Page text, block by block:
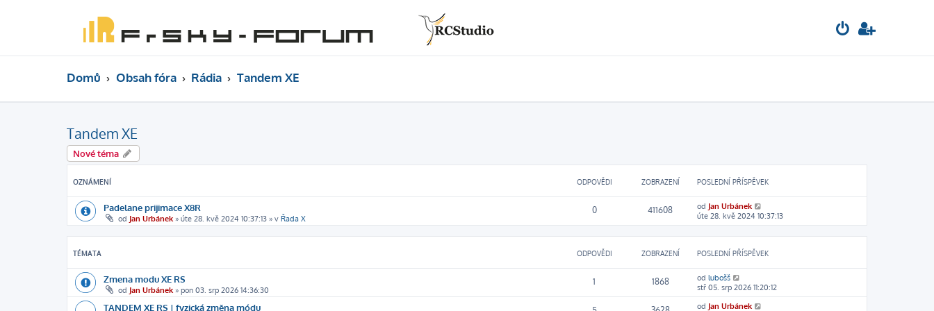
Domů Obsah fóra Rádia Tandem XE
Tandem XE
Nové téma
OZNÁMENÍ ODPOVĚDI ZOBRAZENÍ POSLEDNÍ PŘÍSPĚVEK
Padelane prijimace X8R
od Jan Urbánek » úte 28. kvě 2024 10:37:13 » v Řada X
0 411608 od Jan Urbánek
úte 28. kvě 2024 10:37:13
TÉMATA ODPOVĚDI ZOBRAZENÍ POSLEDNÍ PŘÍSPĚVEK
Zmena modu XE RS
od Jan Urbánek » pon 03. srp 2026 14:36:30
1 1868 od lubošš
stř 05. srp 2026 11:20:12
TANDEM XE RS | fyzická změna módu od Jan Urbánek